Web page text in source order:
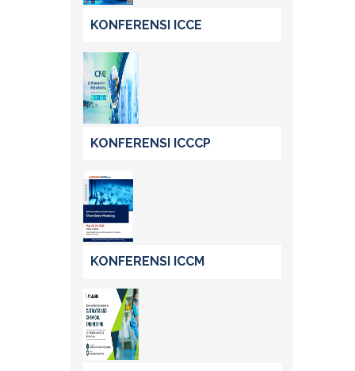
KONFERENSI ICCE
KONFERENSI ICCCP
KONFERENSI ICCM